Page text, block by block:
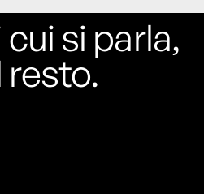
si parla,